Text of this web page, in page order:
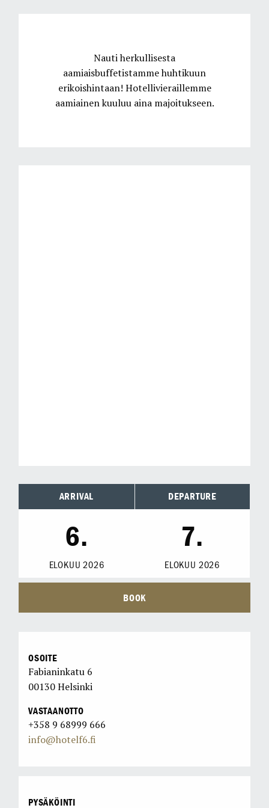
Nauti herkullisesta
aamiaisbuffetistamme huhtikuun
erikoishintaan! Hotellivieraillemme
aamiainen kuuluu aina majoitukseen.
ARRIVAL DEPARTURE
6.
ELOKUU 2026
7.
ELOKUU 2026
BOOK
OSOITE
Fabianinkatu 6
00130 Helsinki
VASTAANOTTO
+358 9 68999 666
info@hotelf6.fi
PYSÄKÖINTI